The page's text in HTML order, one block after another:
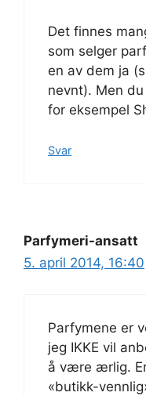
Det finnes
som selger
en av dem ja
nevnt). Men
for eksempel
Svar
Parfymeri-ansatt
5. april 2014, 16:40
Parfymene er
jeg IKKE vil
å være ærlig.
«butikk-